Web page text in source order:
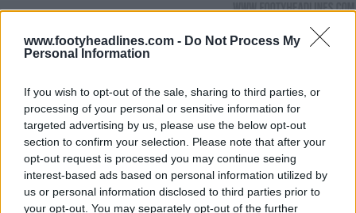
www.footyheadlines.com - Do Not Process My
Personal Information
If you wish to opt-out of the sale, sharing to third parties, or
processing of your personal or sensitive information for
targeted advertising by us, please use the below opt-out
section to confirm your selection. Please note that after your
opt-out request is processed you may continue seeing
interest-based ads based on personal information utilized by
us or personal information disclosed to third parties prior to
your opt-out. You may separately opt-out of the further